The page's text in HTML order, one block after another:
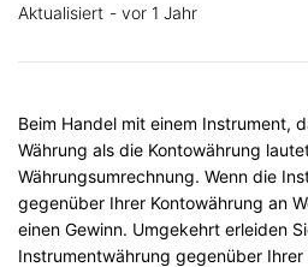
Aktualisiert vor 1 Jahr
Beim Handel mit einem Instrument,
Währung als die Kontowährung
Währungsumrechnung. Wenn die
gegenüber Ihrer Kontowährung an
einen Gewinn. Umgekehrt erleiden
Instrumentwährung gegenüber